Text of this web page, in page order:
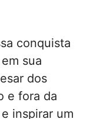
conquista
sua
dos
e fora da
inspirar um